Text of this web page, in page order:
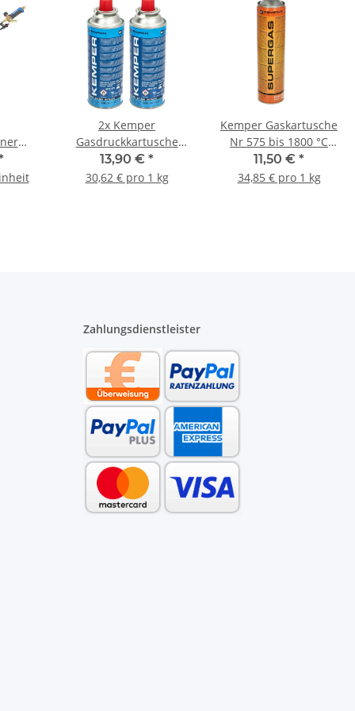
mit
2x Kemper
Gasdruckkartusche
Butan Nr 577
Unkrautbrenner
13,90 € *
30,62 € pro 1 kg
Kemper Gaskartusche
Nr 575 bis 1800 °C
Lötgas 30% Propan 70%
Butan 600ml 330g
11,50 € *
34,85 € pro 1 kg
Zahlungsdienstleister